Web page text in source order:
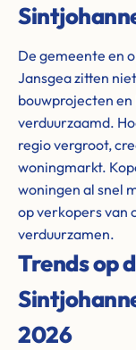
De gemeente en
Jansgea zitten
bouwprojecten
verduurzaamd.
regio vergroot,
woningmarkt.
woningen al snel
op verkopers van
verduurzamen.
Trends op
2026